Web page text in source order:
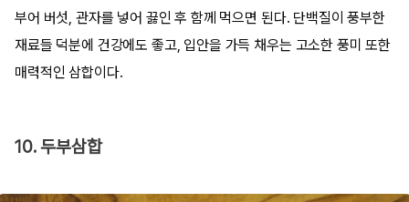
부어 버섯, 관자를 넣어 끓인 후 함께 먹으면 된다. 단백질이 풍부한
재료들 덕분에 건강에도 좋고, 입안을 가득 채우는 고소한 풍미 또한
매력적인 삼합이다.
10. 두부삼합